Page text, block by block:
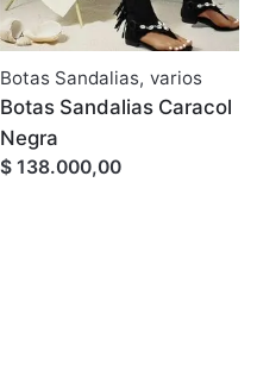
Botas Sandalias, varios
Botas Sandalias Caracol
Negra
$ 138.000,00